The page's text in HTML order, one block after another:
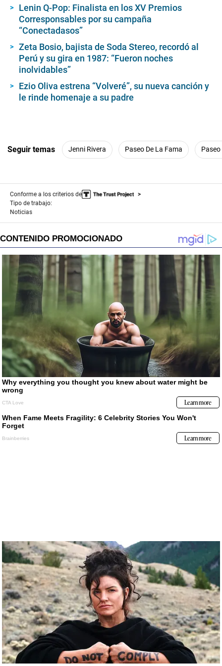
s
Lenin Q-Pop: Finalista en los XV Premios
Corresponsables por su campaña
“Conectadasos”
Zeta Bosio, bajista de Soda Stereo, recordó al
Perú y su gira en 1987: “Fueron noches
inolvidables”
Ezio Oliva estrena “Volveré”, su nueva canción y
le rinde homenaje a su padre
Seguir temas Jenni Rivera Paseo De La Fama
Conforme a los criterios de
Tipo de trabajo:
Noticias